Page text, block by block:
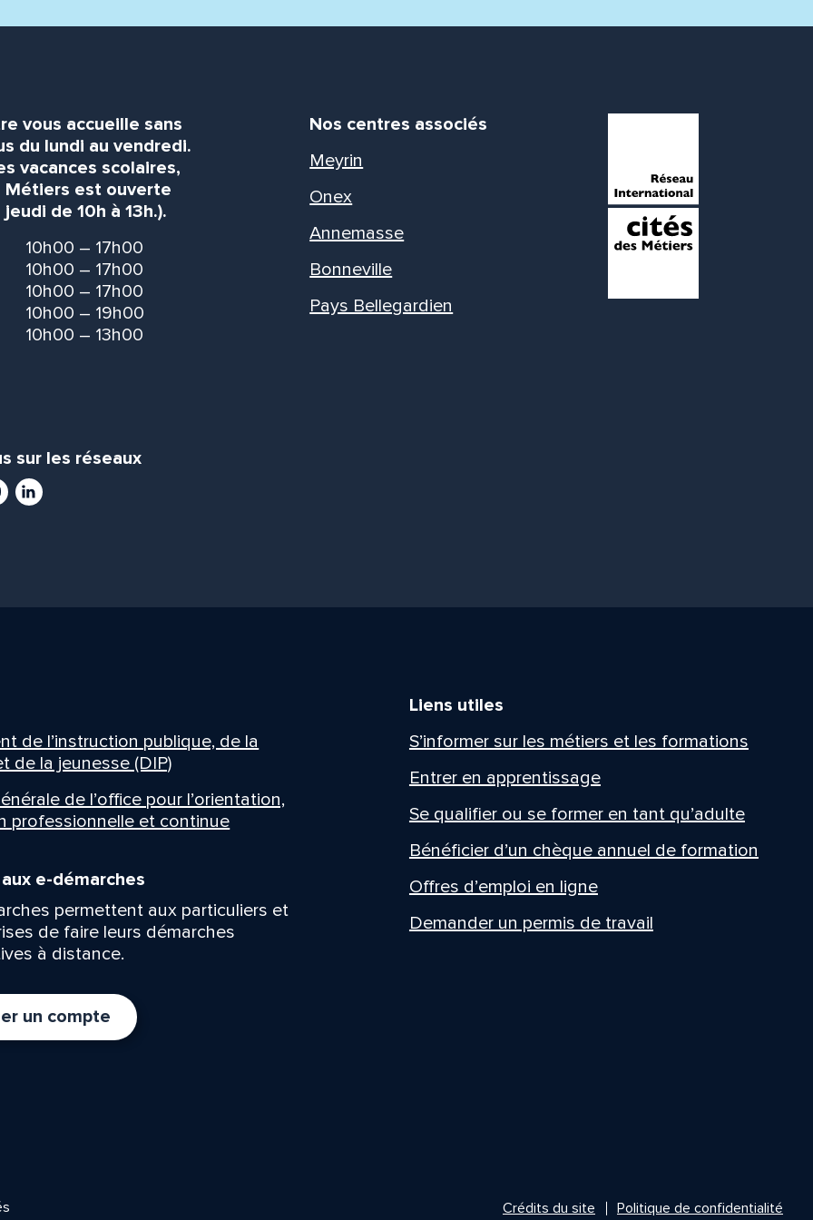
vous accueille sans
du lundi au vendredi.
vacances scolaires,
Métiers est ouverte
de 10h à 13h.).
10h00 – 17h00
10h00 – 17h00
10h00 – 17h00
10h00 – 19h00
10h00 – 13h00
sur les réseaux
LinkedIn
Nos centres associés
Meyrin
Onex
Annemasse
Bonneville
Pays Bellegardien
de l’instruction publique, de la
de la jeunesse (DIP)
de l’office pour l’orientation,
professionnelle et continue
e-démarches
permettent aux particuliers et
de faire leurs démarches
à distance.
un compte
Liens utiles
S’informer sur les métiers et les formations
Entrer en apprentissage
Se qualifier ou se former en tant qu’adulte
Bénéficier d’un chèque annuel de formation
Offres d’emploi en ligne
Demander un permis de travail
Crédits du site Politique de confidentialité